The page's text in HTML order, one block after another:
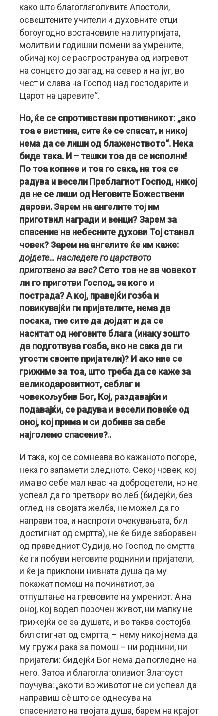
како што благоглаголивите Апостоли,
освештените учители и духовните отци
богоугодно востановиле на литургијата,
молитви и годишни помени за умрените,
обичај кој се распространува од изгревот
на сонцето до запад, на север и на југ, во
чест и слава на Господ над господарите и
Царот на царевите“.
Но, ќе се спротивстави противникот: „ако
тоа е вистина, сите ќе се спасат, и никој
нема да се лиши од блаженството“. Нека
биде така. И – тешки тоа да се исполни!
По тоа копнее и тоа го сака, на тоа се
радува и весели Преблагиот Господ, никој
да не се лиши од Неговите Божествени
дарови. Зарем на ангелите тој им
приготвил награди и венци? Зарем за
спасение на небесните духови Тој станал
човек? Зарем на ангелите ќе им каже:
дојдете… наследете го царството
приготвено за вас?Сето тоа не за човекот
ли го приготви Господ, за кого и
пострада? А кој, правејќи гозба и
повикувајќи ги пријателите, нема да
посака, тие сите да дојдат и да се
наситат од неговите блага (инаку зошто
да подготвува гозба, ако не сака да ги
угости своите пријатели)? И ако ние се
грижиме за тоа, што треба да се каже за
великодаровитиот, себлаг и
човекољубив Бог, Кој, раздавајќи и
подавајќи, се радува и весели повеќе од
оној, кој прима и си добива за себе
најголемо спасение?..
И така, кој се сомнеава во кажаното погоре,
нека го запамети следното. Секој човек, кој
има во себе мал квас на добродетели, но не
успеал да го претвори во леб (бидејќи, без
оглед на својата желба, не можел да го
направи тоа, и наспроти очекувањата, бил
достигнат од смртта), не ќе биде заборавен
од праведниот Судија, но Господ по смртта
ќе ги побуви неговите роднини и пријатели,
и ќе ја приклони нивната душа да му
покажат помош на починатиот, за
отпуштање на гревовите на умрениот. А на
оној, кој водел порочен живот, ни малку не
грижејќи се за душата, и во таква состојба
бил стигнат од смртта, – нему никој нема да
му пружи рака за помош – ни роднини, ни
пријатели: бидејќи Бог нема да погледне на
него. Затоа и благоглаголивиот Златоуст
поучува: „ако ти во животот не си успеал да
направиш сè што се однесува на
спасението на твојата душа, барем на крајот